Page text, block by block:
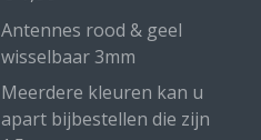
Antennes rood & geel
wisselbaar 3mm
Meerdere kleuren kan u
apart bijbestellen die zijn